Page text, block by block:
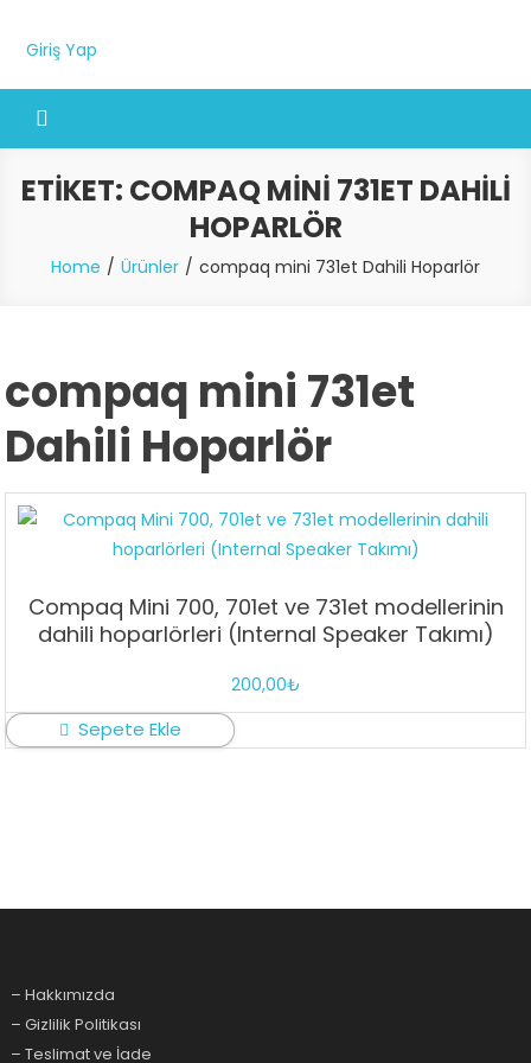
Giriş Yap
ETIKET: COMPAQ MINI 731ET DAHILI
HOPARLÖR
Home Ürünler compaq mini 731et Dahili Hoparlör
compaq mini 731et
Dahili Hoparlör
Compaq Mini 700, 701et ve 731et modellerinin
dahili hoparlörleri (Internal Speaker Takımı)
200,00₺
Sepete Ekle
– Hakkımızda
– Gizlilik Politikası
– Teslimat ve İade